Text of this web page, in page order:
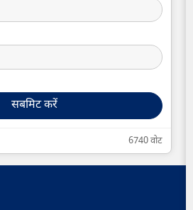
सबमिट करें
6740 वोट